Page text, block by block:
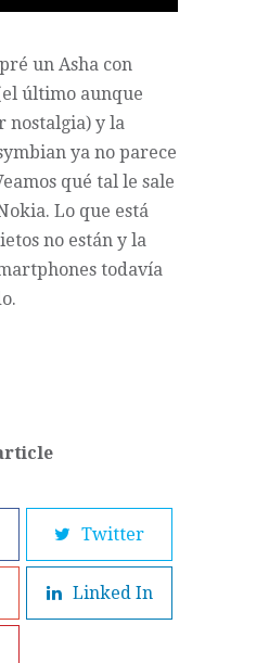
un Asha con
último aunque
nostalgia) y la
ya no parece
qué tal le sale
Lo que está
no están y la
todavía
Twitter
Linked In